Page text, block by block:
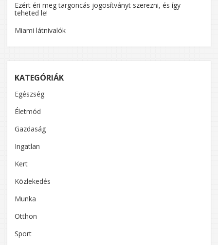
Ezért éri meg targoncás jogosítványt szerezni, és így
teheted le!
Miami látnivalók
KATEGÓRIÁK
Egészség
Életmód
Gazdaság
Ingatlan
Kert
Közlekedés
Munka
Otthon
Sport